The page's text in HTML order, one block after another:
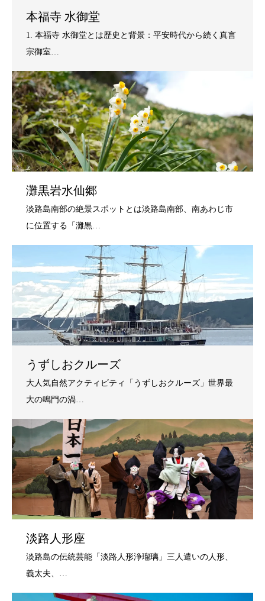
本福寺 水御堂
灘黒岩水仙郷
うずしおクルーズ
淡路人形座